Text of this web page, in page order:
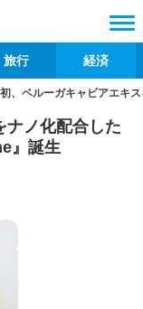
旅行 経済
、ベルーガキャビアエキ
ナノ化配合した
』誕生